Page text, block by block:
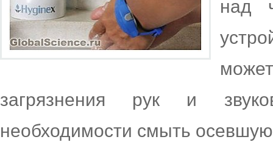
над
загрязнения рук и
необходимости смыть осевшую